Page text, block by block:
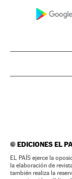
©EDICIONES EL
EL PAÍS ejerce la
la elaboración de
también realiza la